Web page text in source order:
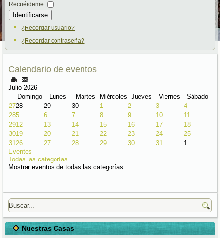
Recuérdeme
Identificarse
¿Recordar usuario?
¿Recordar contraseña?
Calendario de eventos
Julio 2026
Domingo
Lunes Martes Miércoles Jueves Viernes
Sábado
2728 29 30 1 2 3
4
285 6 7 8 9 10
11
2912 13 14 15 16 17
18
3019 20 21 22 23 24
25
3126 27 28 29 30 31
1
Eventos
Todas las categorías...
Mostrar eventos de todas las categorías
Nuestras Casas